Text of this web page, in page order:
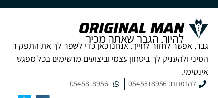
ORIGINAL MAN
להיות הגבר שאתה מכיר
גבר, אפשר לחזור לחייך. אנחנו כאן כדי לשפר לך את התפקוד
המיני ולהעניק לך ביטחון עצמי וביצועים מרשימים בכל מפגש
אינטימי.
להזמנות: 0545818956 0545818956